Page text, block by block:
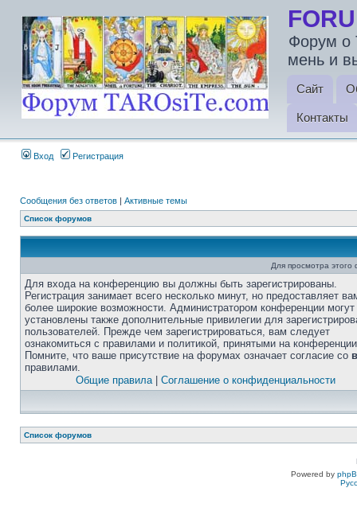
Форум о
мень и
Сайт
Контакты
Вход Регистрация
Сообщения без ответов | Активные темы
Список форумов
Для просмотра
Для входа на конференцию вы должны быть зарегистрированы.
Регистрация занимает всего несколько минут, но предоставляет
более широкие возможности. Администратором конференции
установлены также дополнительные привилегии для
пользователей. Прежде чем зарегистрироваться, вам следует
ознакомиться с правилами и политикой, принятыми на
Помните, что ваше присутствие на форумах означает согласие со
правилами.
Общие правила| Соглашение о конфиденциальности
Список форумов
Powered by